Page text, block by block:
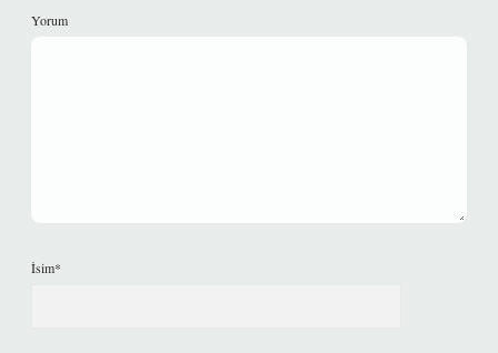
Yorum
İsim*